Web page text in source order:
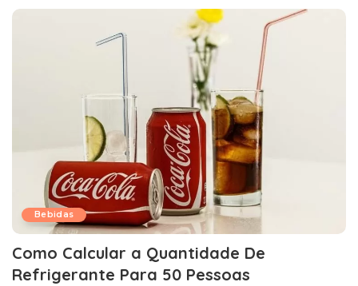
Bebidas
Como Calcular a Quantidade De
Refrigerante Para 50 Pessoas